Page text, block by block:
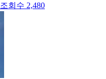
조회수 2,480